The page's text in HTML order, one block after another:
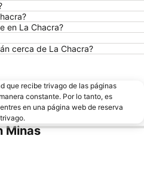
en La Chacra?
cerca de La Chacra?
que recibe trivago de las páginas
constante. Por lo tanto, es
en una página web de reserva
Minas